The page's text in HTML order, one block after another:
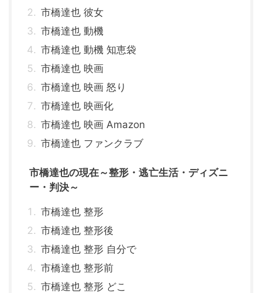
市橋達也 彼女
市橋達也 動機
市橋達也 動機 知恵袋
市橋達也 映画
市橋達也 映画 怒り
市橋達也 映画化
市橋達也 映画 Amazon
市橋達也 ファンクラブ
市橋達也の現在～整形・逃亡生活・ディズニ
ー・判決～
市橋達也 整形
市橋達也 整形後
市橋達也 整形 自分で
市橋達也 整形前
市橋達也 整形 どこ